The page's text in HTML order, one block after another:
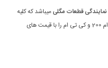
نمایندگی قطعات مگلیمیباشد که کلیه
قطعات م.وتور های مگلی 250 مگلی 200 جی ام 200 و کی تی ام را با قیمت های